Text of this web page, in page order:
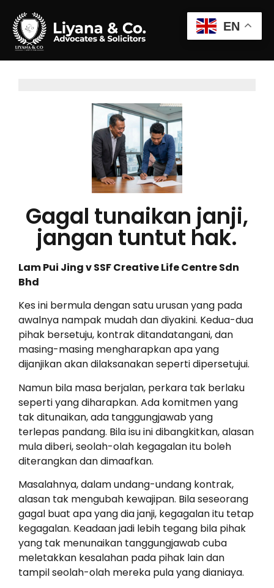
Gagal tunaikan janji,
jangan tuntut hak.
Lam Pui Jing v SSF Creative Life Centre Sdn
Bhd
Kes ini bermula dengan satu urusan yang pada
awalnya nampak mudah dan diyakini. Kedua-dua
pihak bersetuju, kontrak ditandatangani, dan
masing-masing mengharapkan apa yang
dijanjikan akan dilaksanakan seperti dipersetujui.
Namun bila masa berjalan, perkara tak berlaku
seperti yang diharapkan. Ada komitmen yang
tak ditunaikan, ada tanggungjawab yang
terlepas pandang. Bila isu ini dibangkitkan, alasan
mula diberi, seolah-olah kegagalan itu boleh
diterangkan dan dimaafkan.
Masalahnya, dalam undang-undang kontrak,
alasan tak mengubah kewajipan. Bila seseorang
gagal buat apa yang dia janji, kegagalan itu tetap
kegagalan. Keadaan jadi lebih tegang bila pihak
yang tak menunaikan tanggungjawab cuba
meletakkan kesalahan pada pihak lain dan
tampil seolah-olah mereka pula yang dianiaya.
EN